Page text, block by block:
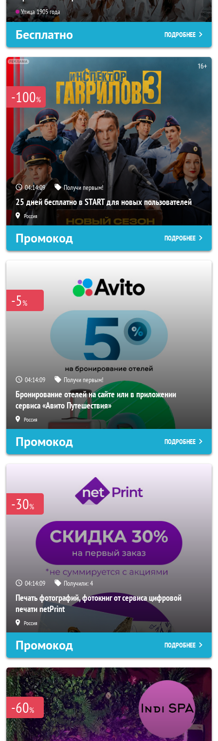
Улица 1905 года
Бесплатно ПОДРОБНЕЕ
-100%
04:14:07 Получи первым!
25 дней бесплатно в START для новых пользователей
Россия
Промокод ПОДРОБНЕЕ
-5%
04:14:07 Получи первым!
Бронирование отелей на сайте или в приложении
сервиса «Авито Путешествия»
Россия
Промокод ПОДРОБНЕЕ
-30%
04:14:07 Получили:4
Печать фотографий, фотокниг от сервиса цифровой
печати netPrint
Россия
Промокод ПОДРОБНЕЕ
-60%